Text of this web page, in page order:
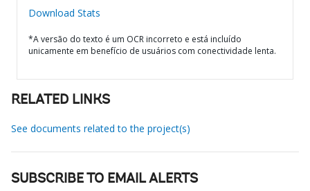
Download Stats
*A versão do texto é um OCR incorreto e está incluído
unicamente em benefício de usuários com conectividade lenta.
RELATED LINKS
See documents related to the project(s)
SUBSCRIBE TO EMAIL ALERTS